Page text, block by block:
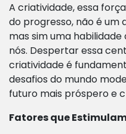
A criatividade, essa
do progresso, não é um
mas sim uma
nós. Despertar essa
criatividade é
desafios do mundo
futuro mais próspero e
Fatores que